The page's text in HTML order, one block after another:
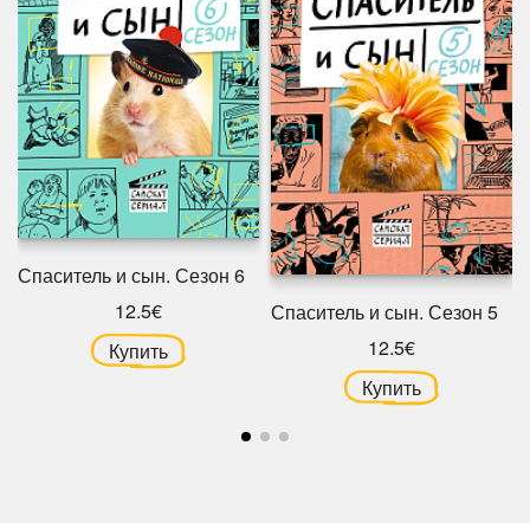
Спаситель и сын. Сезон 6
12.5€
Купить
Спаситель и сын. Сезон 5
12.5€
Купить